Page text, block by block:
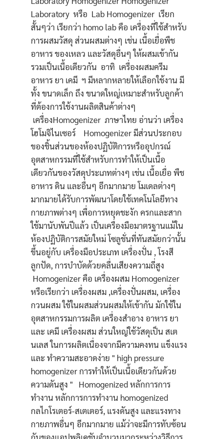
Laboratory หรือ Lab Homogenizer เรียก
สั้นๆว่า เรียกว่า homo lab คือ เครื่องที่ใช้สำหรับ
การผสมวัสดุ ส่วนผสมต่างๆ เช่น เนื้อเยื่อพืช
อาหาร ของเหลว และวัสดุอื่นๆ ให้ผสมเข้ากัน
รวมเป็นเนื้อเดียวกัน อาทิ เครื่องผสมครีม
อาหาร ยา เคมี ฯ มีหลากหลายให้เลือกใช้งาน มี
ทั้ง ขนาดเล็ก ถึง ขนาดใหญ่เหมาะสำหรับลูกค้า
ที่ต้องการใช้งานผลิตสินค้าต่างๆ
เครื่องHomogenizer ภาษาไทย อ่านว่า เครื่อง
โฮโมจิไนเซอร์ Homogenizer มีส่วนประกอบ
ของชิ้นส่วนของห้องปฏิบัติการหรืออุปกรณ์
อุตสาหกรรมที่ใช้สำหรับการทำให้เป็นเนื้อ
เดียวกันของวัสดุประเภทต่างๆ เช่น เนื้อเยื่อ พืช
อาหาร ดิน และอื่นๆ อีกมากมาย โมเดลต่างๆ
มากมายได้รับการพัฒนาโดยใช้เทคโนโลยีทาง
กายภาพต่างๆ เพื่อการหยุดชะงัก ครกและสาก
ใช้มานับพันปีแล้ว เป็นเครื่องมือมาตรฐานแม้ใน
ห้องปฏิบัติการสมัยใหม่ โซลูชั่นที่ทันสมัยกว่านั้น
ขึ้นอยู่กับ เครื่องมือประเภท เครื่องปั่น , โรงสี
ลูกปัด, การบำบัดด้วยคลื่นเสียงความถี่สูง
Homogenizer คือ เครื่องผสม Homogenizer
หรือเรียกว่า เครื่องผสม ,เครื่องปั่นผสม, เครื่อง
กวนผสม ใช้ในผสมส่วนผสมให้เข้ากัน มักใช้ใน
อุตสาหกรรมการผลิต เครื่องสำอาง อาหาร ยา
และ เคมี เครื่องผสม ส่วนใหญ่ใช้วัสดุเป็น สเต
นเลส ในการผลิตเนื่องจากมีความคงทน แข็งแรง
และ ทำความสะอาดง่าย " high pressure
homogenizer การทำให้เป็นเนื้อเดียวกันด้วย
ความดันสูง " Homogenized หลักการการ
ทำงาน หลักการการทำงาน homogenized
กลไกโรเตอร์-สเตเตอร์, แรงดันสูง และแรงทาง
กายภาพอื่นๆ อีกมากมาย แม้ว่าจะมีการทับซ้อน